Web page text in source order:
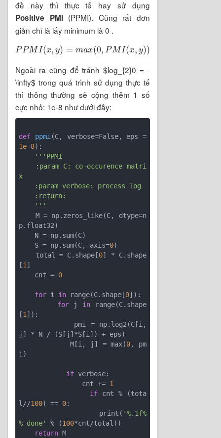
đề này thì thực tế hay sử dụng
Positive PMI(PPMI). Cũng rất đơn
giản chỉ là lấy minimum là 0 .
PPMI( x,y )= max(0,P MI(x,y))
Ngoài ra cũng để tránh $log_{2}0 = -
\infty$ trong quá trình sử dụng thực tế
thì thông thường sẽ cộng thêm 1 số
cực nhỏ: 1e-8 như dưới đây:
def ppmi
(C, verbose=False, eps =
1e-8) :
'''PPMI
x
    '''
p.float32)
    S = np.sum(C, axis=
0)
    total = C.shape[
0] * C.shape
[1 ]
    cnt =
0
for i in range(C.shape[0]):
for j in range(C.shape
[1 ]):
j] * N / (S[j]*S[i]) + eps)
            M[i, j] = max(
0, pm
i)
if verbose:
                cnt +=
1
if cnt % (tota
l//100) == 0:
                    print(
'%.1f%
% done'
% (100*cnt/total))
return M